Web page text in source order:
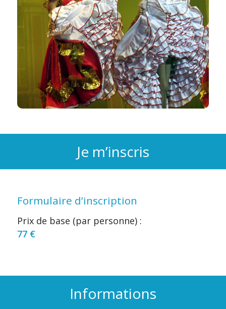
Je m’inscris
Formulaire d’inscription
Prix de base (par personne) :
77 €
Informations